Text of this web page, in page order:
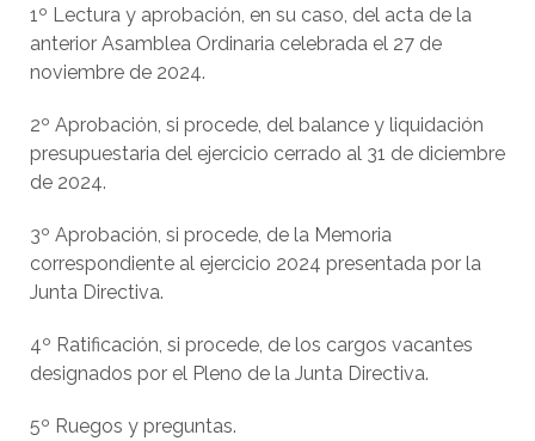
1º Lectura y aprobación, en su caso, del acta de la
anterior Asamblea Ordinaria celebrada el 27 de
noviembre de 2024.
2º Aprobación, si procede, del balance y liquidación
presupuestaria del ejercicio cerrado al 31 de diciembre
de 2024.
3º Aprobación, si procede, de la Memoria
correspondiente al ejercicio 2024 presentada por la
Junta Directiva.
4º Ratificación, si procede, de los cargos vacantes
designados por el Pleno de la Junta Directiva.
5º Ruegos y preguntas.